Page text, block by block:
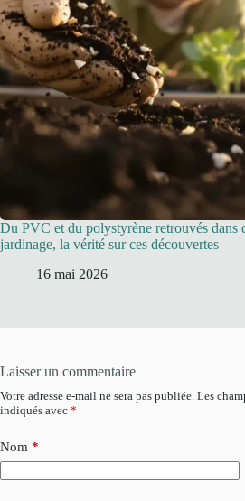
Du PVC et du polystyrène retrouvés dans
jardinage, la vérité sur ces découvertes
16 mai 2026
Laisser un commentaire
Votre adresse e-mail ne sera pas publiée. Les
indiqués avec *
Nom *